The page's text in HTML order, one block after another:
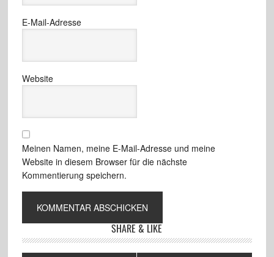
E-Mail-Adresse
Website
Meinen Namen, meine E-Mail-Adresse und meine
Website in diesem Browser für die nächste
Kommentierung speichern.
SHARE & LIKE